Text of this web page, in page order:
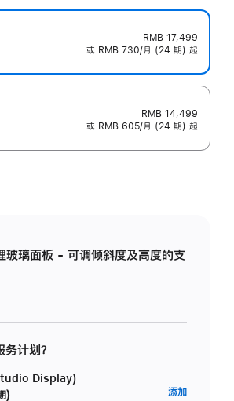
RMB 17,499
或 RMB 730/月 (24 期) 起
RMB 14,499
或 RMB 605/月 (24 期) 起
璃面板 - 可调倾斜度及高度的支
计划？
Display)
)
添加